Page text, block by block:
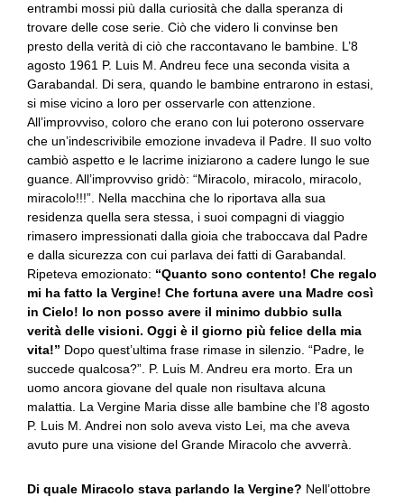
entrambi mossi più dalla curiosità che dalla speranza di
trovare delle cose serie. Ciò che videro li convinse ben
presto della verità di ciò che raccontavano le bambine. L’8
agosto 1961 P. Luis M. Andreu fece una seconda visita a
Garabandal. Di sera, quando le bambine entrarono in estasi,
si mise vicino a loro per osservarle con attenzione.
All’improvviso, coloro che erano con lui poterono osservare
che un’indescrivibile emozione invadeva il Padre. Il suo volto
cambiò aspetto e le lacrime iniziarono a cadere lungo le sue
guance. All’improvviso gridò: “Miracolo, miracolo, miracolo,
miracolo!!!”. Nella macchina che lo riportava alla sua
residenza quella sera stessa, i suoi compagni di viaggio
rimasero impressionati dalla gioia che traboccava dal Padre
e dalla sicurezza con cui parlava dei fatti di Garabandal.
Ripeteva emozionato: “Quanto sono contento! Che regalo
mi ha fatto la Vergine! Che fortuna avere una Madre così
in Cielo! Io non posso avere il minimo dubbio sulla
verità delle visioni. Oggi è il giorno più felice della mia
vita!” Dopo quest’ultima frase rimase in silenzio. “Padre, le
succede qualcosa?”. P. Luis M. Andreu era morto. Era un
uomo ancora giovane del quale non risultava alcuna
malattia. La Vergine Maria disse alle bambine che l’8 agosto
P. Luis M. Andrei non solo aveva visto Lei, ma che aveva
avuto pure una visione del Grande Miracolo che avverrà.
Di quale Miracolo stava parlando la Vergine? Nell’ottobre